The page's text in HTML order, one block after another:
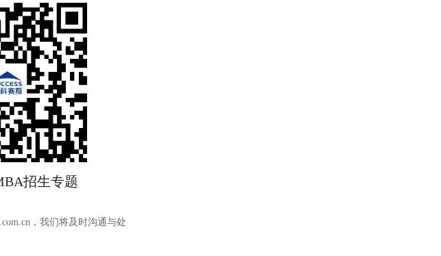
招生专题
，我们将及时沟通与处